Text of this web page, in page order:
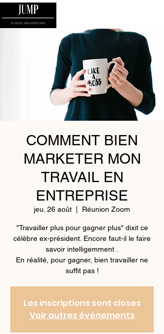
COMMENT BIEN
MARKETER MON
TRAVAIL EN
ENTREPRISE
jeu. 26 août Réunion Zoom
"Travailler plus pour gagner plus" dixit ce
célèbre ex-président. Encore faut-il le faire
savoir intelligemment .
En réalité, pour gagner, bien travailler ne
Les inscriptions sont closes
Voir autres événements